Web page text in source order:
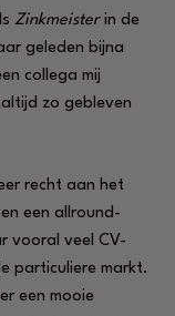
Zinkmeister in de
geleden bijna
collega mij
zo gebleven
recht aan het
een allround-
vooral veel CV-
particuliere markt.
een mooie